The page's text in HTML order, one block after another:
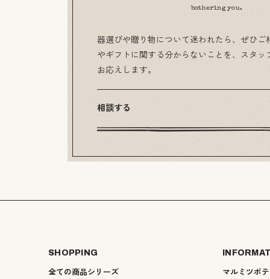
bothering you.
器選びや贈り物について迷われたら、ぜひご
やギフトに関する分からないことを、スタッ
お応えします。
相談する
SHOPPING
全ての商品シリーズ マルミツポ